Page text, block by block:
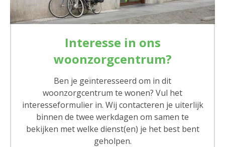
Interesse in ons
woonzorgcentrum?
Ben je geïnteresseerd om in dit
woonzorgcentrum te wonen? Vul het
interesseformulier in. Wij contacteren je uiterlijk
binnen de twee werkdagen om samen te
bekijken met welke dienst(en) je het best bent
geholpen.